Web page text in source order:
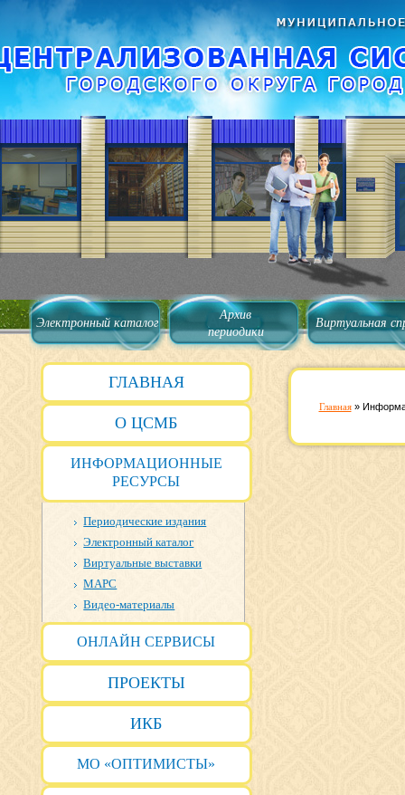
Электронный каталог
Архив
периодики
Виртуальная
ГЛАВНАЯ
О ЦСМБ
ИНФОРМАЦИОННЫЕ
РЕСУРСЫ
Периодические издания
Электронный каталог
Виртуальные выставки
МАРС
Видео-материалы
ОНЛАЙН СЕРВИСЫ
ПРОЕКТЫ
ИКБ
МО «ОПТИМИСТЫ»
Главная»